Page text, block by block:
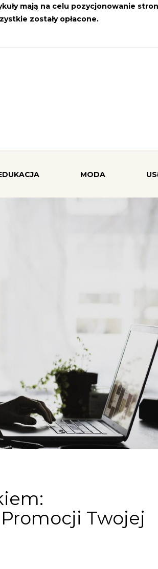
mają na celu pozycjonowanie
zostały opłacone.
MODA
Twojej